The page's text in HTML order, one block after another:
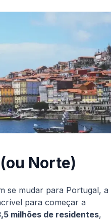
Norte)
se mudar para Portugal, a
para começar a
milhões de residentes,